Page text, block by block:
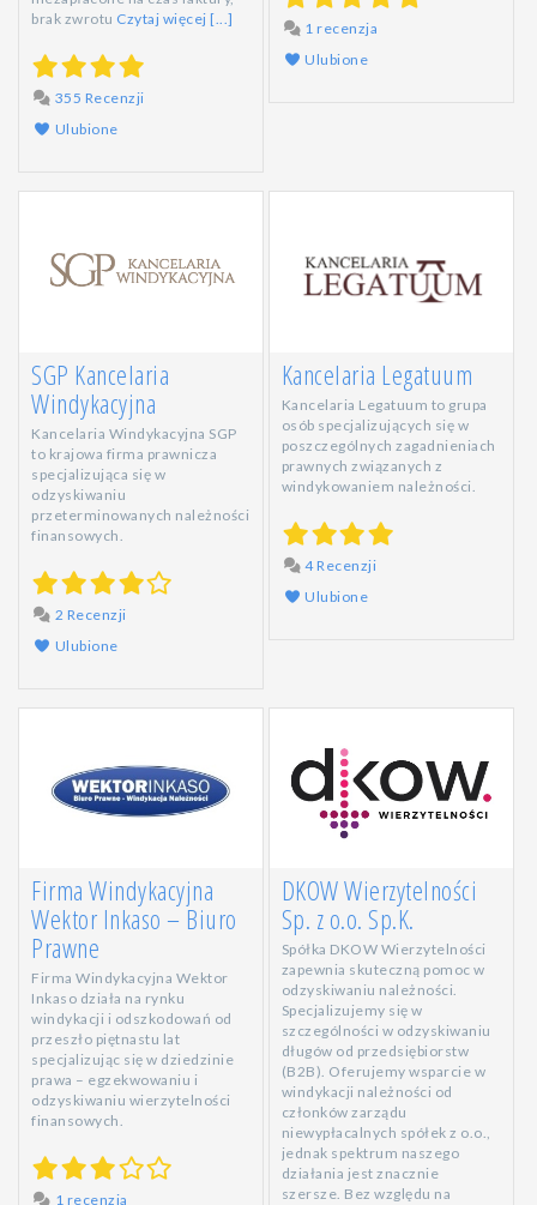
brak zwrotu Czytaj więcej [...]
355 Recenzji
Ulubione
1 recenzja
Ulubione
SGP Kancelaria
Windykacyjna
Kancelaria Windykacyjna SGP
to krajowa firma prawnicza
specjalizująca się w
odzyskiwaniu
przeterminowanych należności
finansowych.
2 Recenzji
Ulubione
Kancelaria Legatuum
Kancelaria Legatuum to grupa
osób specjalizujących się w
poszczególnych zagadnieniach
prawnych związanych z
windykowaniem należności.
4 Recenzji
Ulubione
Firma Windykacyjna
Wektor Inkaso – Biuro
Prawne
Firma Windykacyjna Wektor
Inkaso działa na rynku
windykacji i odszkodowań od
przeszło piętnastu lat
specjalizując się w dziedzinie
prawa – egzekwowaniu i
odzyskiwaniu wierzytelności
finansowych.
1 recenzja
DKOW Wierzytelności
Sp. z o.o. Sp.K.
Spółka DKOW Wierzytelności
zapewnia skuteczną pomoc w
odzyskiwaniu należności.
Specjalizujemy się w
szczególności w odzyskiwaniu
długów od przedsiębiorstw
(B2B). Oferujemy wsparcie w
windykacji należności od
członków zarządu
niewypłacalnych spółek z o.o.,
jednak spektrum naszego
działania jest znacznie
szersze. Bez względu na